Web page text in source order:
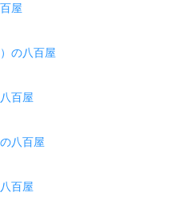
屋
の八百屋
百屋
八百屋
百屋